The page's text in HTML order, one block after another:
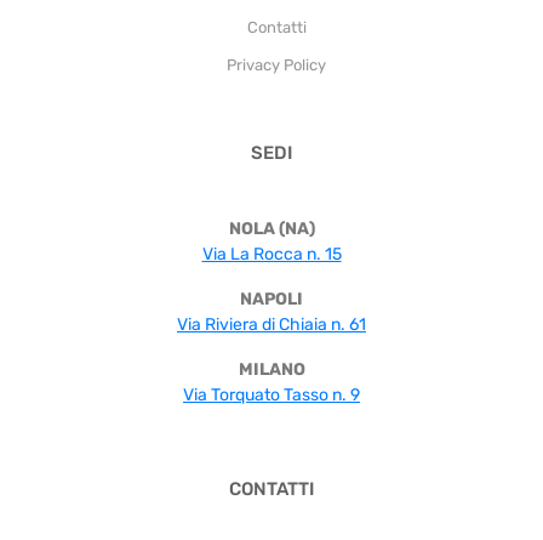
Contatti
Privacy Policy
SEDI
NOLA (NA)
Via La Rocca n. 15
NAPOLI
Via Riviera di Chiaia n. 61
MILANO
Via Torquato Tasso n. 9
CONTATTI